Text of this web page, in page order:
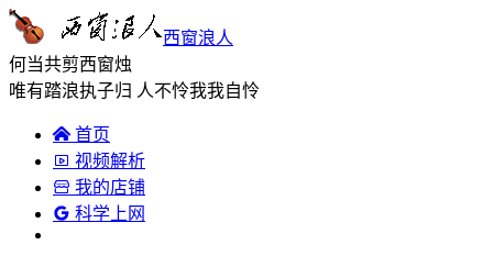
西窗浪人
何当共剪西窗烛
唯有踏浪执子归 人不怜我我自怜
 首页
 视频解析
 我的店铺
 科学上网